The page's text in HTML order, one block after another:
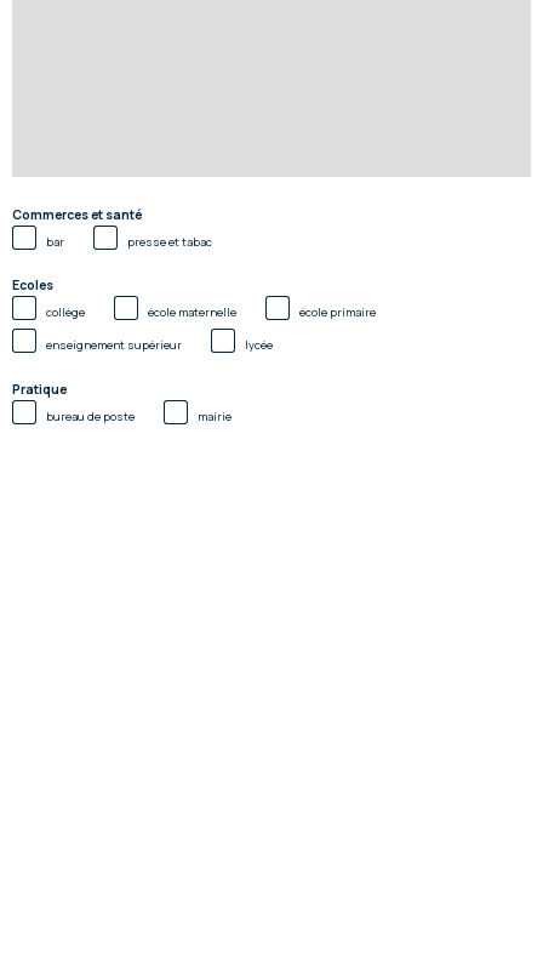
Commerces et santé
bar presse et tabac
Ecoles
collège école maternelle école primaire
enseignement supérieur lycée
Pratique
bureau de poste mairie